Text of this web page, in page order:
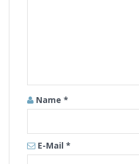
Name *
E-Mail *